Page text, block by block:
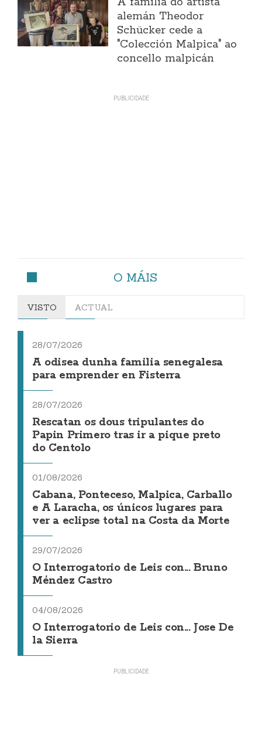
alemán Theodor
Schücker cede a
"Colección Malpica" ao
concello malpicán
O MÁIS
VISTO ACTUAL
28/07/2026
A odisea dunha familia senegalesa
para emprender en Fisterra
28/07/2026
Rescatan os dous tripulantes do
Papin Primero tras ir a pique preto
do Centolo
01/08/2026
Cabana, Ponteceso, Malpica, Carballo
e A Laracha, os únicos lugares para
ver a eclipse total na Costa da Morte
29/07/2026
O Interrogatorio de Leis con... Bruno
Méndez Castro
04/08/2026
O Interrogatorio de Leis con... Jose De
la Sierra